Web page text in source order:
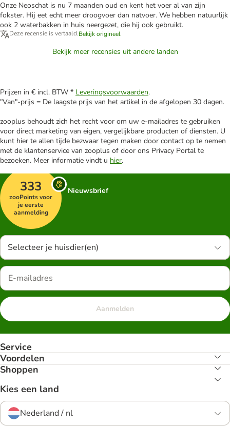
Onze Neoschat is nu 7 maanden oud en kent het voer al van zijn
fokster. Hij eet echt meer droogvoer dan natvoer. We hebben natuurlijk
ook 2 waterbakken in huis neergezet, die hij ook gebruikt.
Deze recensie is vertaald.Bekijk origineel
Bekijk meer recensies uit andere landen
Prijzen in € incl. BTW * Leveringsvoorwaarden.
"Van"-prijs = De laagste prijs van het artikel in de afgelopen 30 dagen.
zooplus behoudt zich het recht voor om uw e-mailadres te gebruiken
voor direct marketing van eigen, vergelijkbare producten of diensten. U
kunt hier te allen tijde bezwaar tegen maken door contact op te nemen
met de klantenservice van zooplus of door ons Privacy Portal te
bezoeken. Meer informatie vindt u hier.
333
zooPoints voor
je eerste
aanmelding
Nieuwsbrief
Selecteer je huisdier(en)
Aanmelden
Service
Voordelen
Shoppen
Kies een land
Nederland / nl